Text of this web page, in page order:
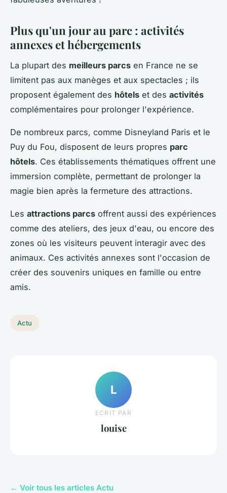
Plus qu'un jour au parc : activités
annexes et hébergements
La plupart des meilleurs parcs en France ne se
limitent pas aux manèges et aux spectacles ; ils
proposent également des hôtels et des activités
complémentaires pour prolonger l'expérience.
De nombreux parcs, comme Disneyland Paris et le
Puy du Fou, disposent de leurs propres parc
hôtels. Ces établissements thématiques offrent une
immersion complète, permettant de prolonger la
magie bien après la fermeture des attractions.
Les attractions parcs offrent aussi des expériences
comme des ateliers, des jeux d'eau, ou encore des
zones où les visiteurs peuvent interagir avec des
animaux. Ces activités annexes sont l'occasion de
créer des souvenirs uniques en famille ou entre
amis.
Actu
L
ECRIT PAR
louise
← Voir tous les articles Actu